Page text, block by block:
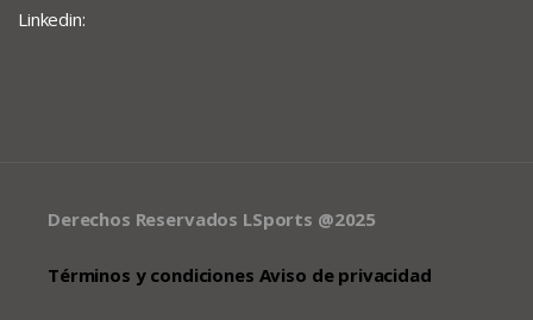
Linkedin:
Derechos Reservados LSports @2025
Términos y condiciones Aviso de privacidad